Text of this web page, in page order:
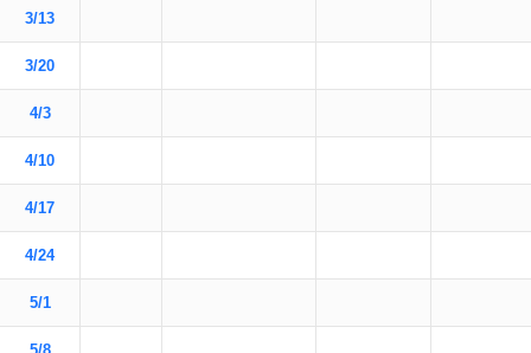
3/13
3/20
4/3
4/10
4/17
4/24
5/1